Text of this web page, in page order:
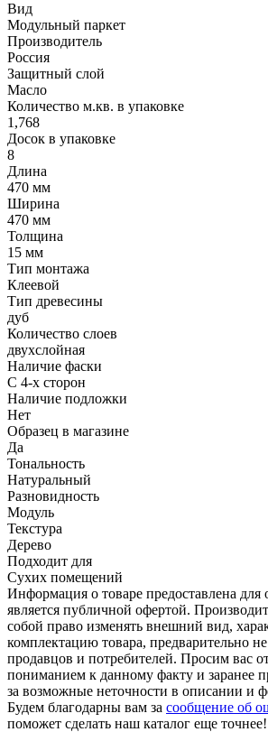
Вид
Модульный паркет
Производитель
Россия
Защитный слой
Масло
Количество м.кв. в упаковке
1,768
Досок в упаковке
8
Длина
470 мм
Ширина
470 мм
Толщина
15 мм
Тип монтажа
Клеевой
Тип древесины
дуб
Количество слоев
двухслойная
Наличие фаски
С 4-х сторон
Наличие подложки
Нет
Образец в магазине
Да
Тональность
Натуральный
Разновидность
Модуль
Текстура
Дерево
Подходит для
Сухих помещений
Информация о товаре предоставлена для
является публичной офертой.
собой право изменять внешний вид,
комплектацию товара, предварительно
продавцов и потребителей. Просим вас
пониманием к данному факту и заранее
за возможные неточности в описании и
Будем благодарны вам за сообщение об
поможет сделать наш каталог еще точнее!